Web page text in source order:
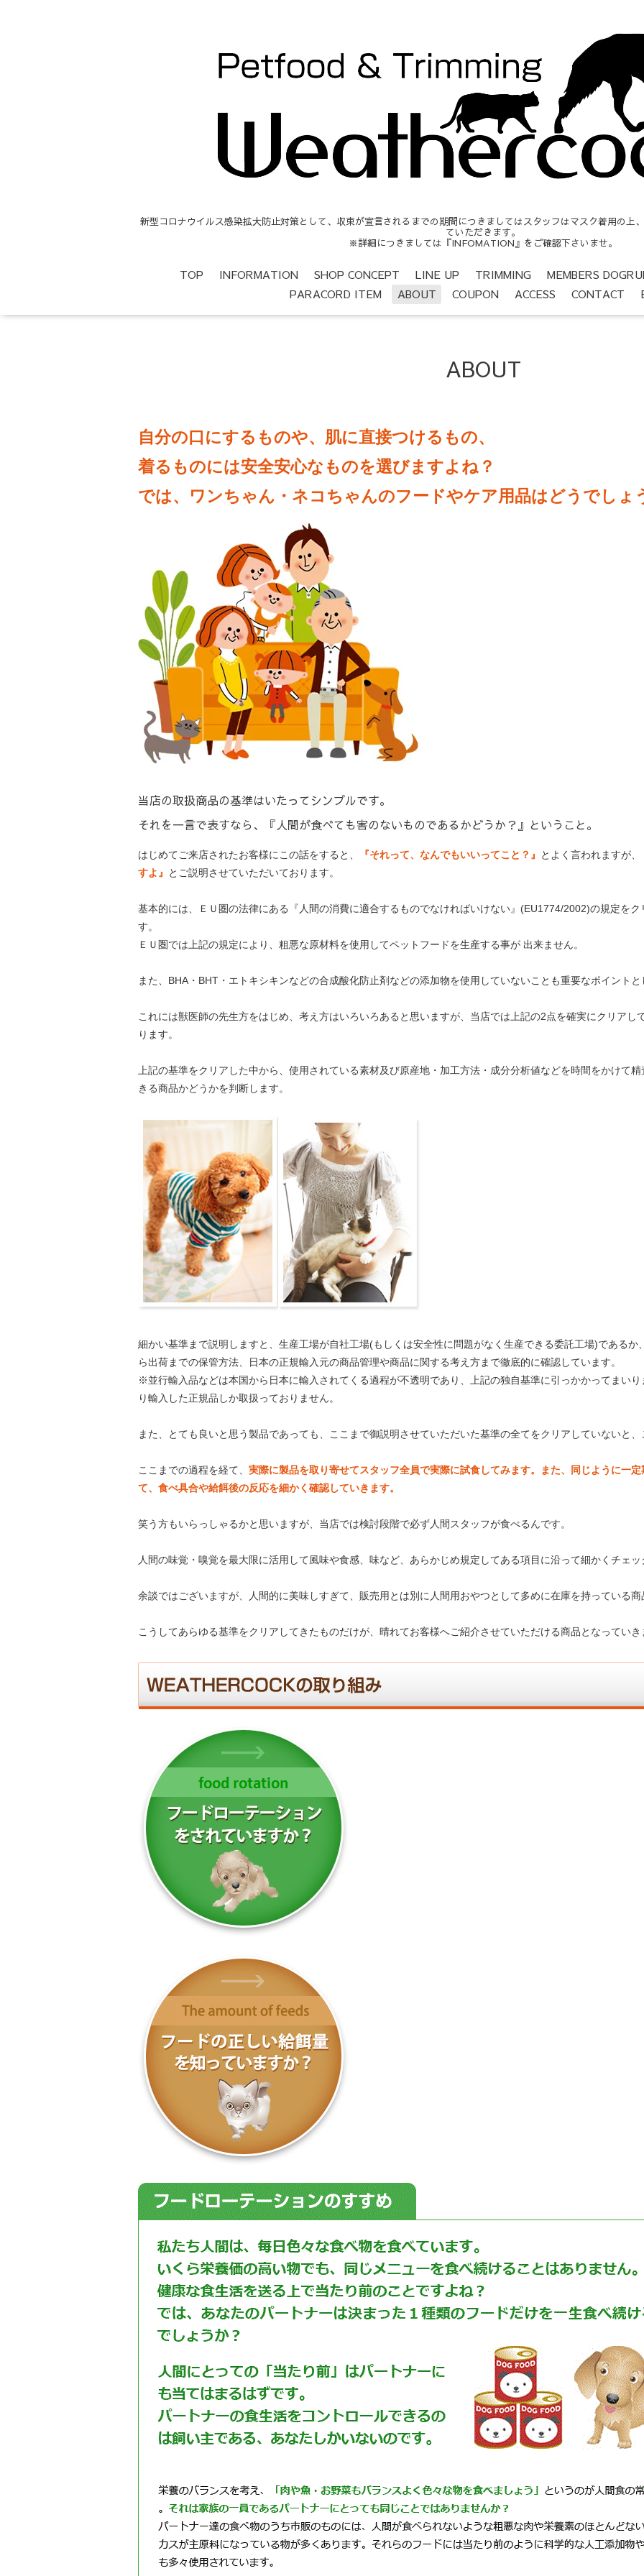
新型コロナウイルス感染拡大防止対策として、収束が宣言されるまでの期間につきましてはスタッフはマスク着用の上
ていただきます。
※詳細につきましては『INFOMATION』をご確認下さいませ。
TOP INFORMATION SHOP CONCEPT LINE UP TRIMMING
MEMBERS
PARACORD ITEM
ABOUT COUPON ACCESS CONTACT
ABOUT
自分の口にするものや、肌に直接つけるもの、
着るものには安全安心なものを選びますよね？
では、ワンちゃん・ネコちゃんのフードやケア用品はどうでしょ
当店の取扱商品の基準はいたってシンプルです。
それを一言で表すなら、『人間が食べても害のないものであるかどうか？』ということ。
はじめてご来店されたお客様にこの話をすると、 『それって、なんでもいいってこと？』 とよく言われますが、
すよ』
とご説明させていただいております。
基本的には、ＥＵ圏の法律にある『人間の消費に適合するものでなければいけない』(EU1774/2002)の規定を
す。
ＥＵ圏では上記の規定により、粗悪な原材料を使用してペットフードを生産する事が 出来ません。
また、BHA・BHT・エトキシキンなどの合成酸化防止剤などの添加物を使用していないことも重要なポイント
これには獣医師の先生方をはじめ、考え方はいろいろあると思いますが、当店では上記の2点を確実にクリアし
ります。
上記の基準をクリアした中から、使用されている素材及び原産地・加工方法・成分分析値などを時間をかけて
きる商品かどうかを判断します。
細かい基準まで説明しますと、生産工場が自社工場(もしくは安全性に問題がなく生産できる委託工場)である
ら出荷までの保管方法、日本の正規輸入元の商品管理や商品に関する考え方まで徹底的に確認しています。
※並行輸入品などは本国から日本に輸入されてくる過程が不透明であり、上記の独自基準に引っかかってまい
り輸入した正規品しか取扱っておりません。
また、とても良いと思う製品であっても、ここまで御説明させていただいた基準の全てをクリアしていないと
ここまでの過程を経て、 実際に製品を取り寄せてスタッフ全員で実際に試食してみます。また、同じように一
て、食べ具合や給餌後の反応を細かく確認していきます。
笑う方もいらっしゃるかと思いますが、当店では検討段階で必ず人間スタッフが食べるんです。
人間の味覚・嗅覚を最大限に活用して風味や食感、味など、あらかじめ規定してある項目に沿って細かくチェ
余談ではございますが、人間的に美味しすぎて、販売用とは別に人間用おやつとして多めに在庫を持っている
こうしてあらゆる基準をクリアしてきたものだけが、晴れてお客様へご紹介させていただける商品となっていき